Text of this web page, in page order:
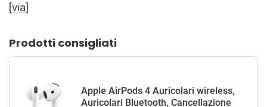
[via]
Prodotti consigliati
Apple AirPods 4 Auricolari wireless,
Auricolari Bluetooth, Cancellazione